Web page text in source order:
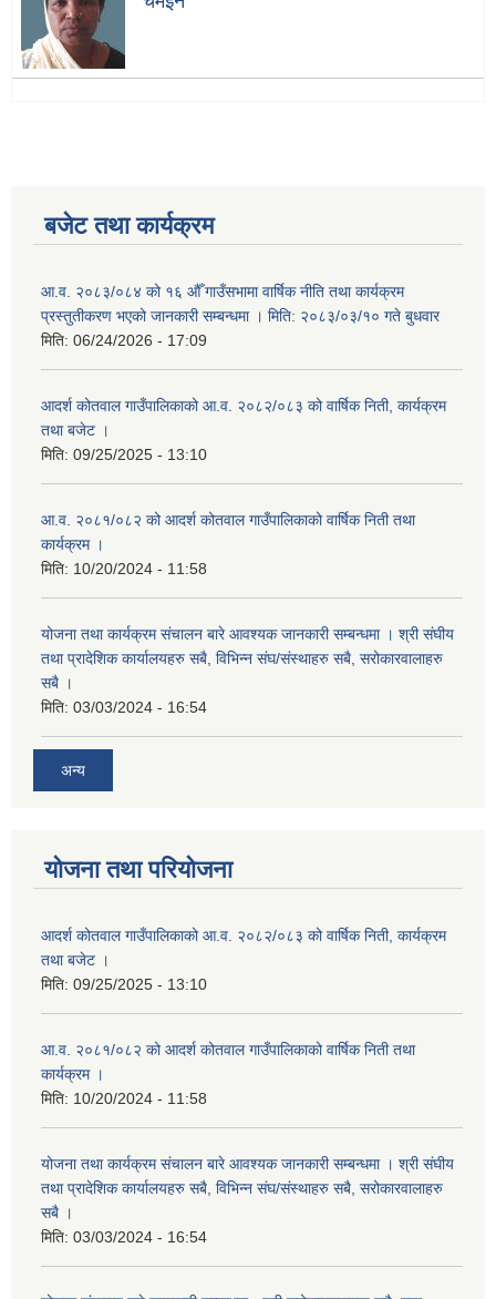
बजेट तथा कार्यक्रम
आ.व. २०८३/०८४ को १६ औँ गाउँसभामा वार्षिक नीति तथा कार्यक्रम
प्रस्तुतीकरण भएको जानकारी सम्बन्धमा । मिति: २०८३/०३/१० गते बुधवार
मिति: 06/24/2026 - 17:09
आदर्श कोतवाल गाउँपालिकाको आ.व. २०८२/०८३ को वार्षिक निती, कार्यक्रम
तथा बजेट ।
मिति: 09/25/2025 - 13:10
आ.व. २०८१/०८२ को आदर्श कोतवाल गाउँपालिकाको वार्षिक निती तथा
कार्यक्रम ।
मिति: 10/20/2024 - 11:58
योजना तथा कार्यक्रम संचालन बारे आवश्यक जानकारी सम्बन्धमा । श्री संघीय
तथा प्रादेशिक कार्यालयहरु सबै, विभिन्‍न संघ/संस्थाहरु सबै, सरोकारवालाहरु
सबै ।
मिति: 03/03/2024 - 16:54
अन्य
योजना तथा परियोजना
आदर्श कोतवाल गाउँपालिकाको आ.व. २०८२/०८३ को वार्षिक निती, कार्यक्रम
तथा बजेट ।
मिति: 09/25/2025 - 13:10
आ.व. २०८१/०८२ को आदर्श कोतवाल गाउँपालिकाको वार्षिक निती तथा
कार्यक्रम ।
मिति: 10/20/2024 - 11:58
योजना तथा कार्यक्रम संचालन बारे आवश्यक जानकारी सम्बन्धमा । श्री संघीय
तथा प्रादेशिक कार्यालयहरु सबै, विभिन्‍न संघ/संस्थाहरु सबै, सरोकारवालाहरु
सबै ।
मिति: 03/03/2024 - 16:54